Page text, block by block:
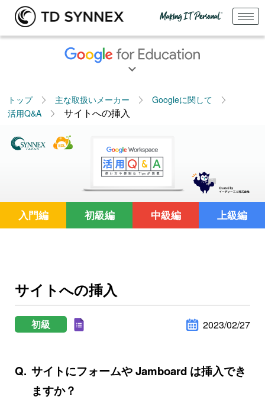
トップ 主な取扱いメーカー
Googleに関して
活用Q&A
サイトへの挿入
入門編 初級編 中級編 上級編
サイトへの挿入
初級 2023/02/27
サイトにフォームや Jamboard は挿入でき
ますか？